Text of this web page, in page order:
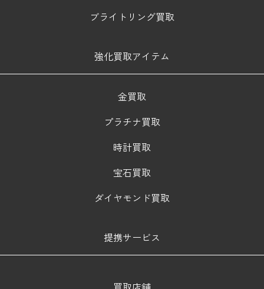
ブライトリング買取
強化買取アイテム
金買取
プラチナ買取
時計買取
宝石買取
ダイヤモンド買取
提携サービス